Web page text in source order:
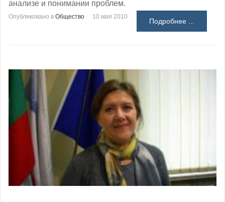
анализе и понимании проблем.
Опубликовано в Общество 10 мая 2010
Подробнее ...